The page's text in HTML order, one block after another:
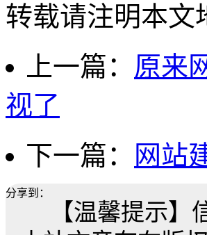
转载请注明本文
上一篇： 原来
视了
下一篇：
网站
分享到：
【温馨提示